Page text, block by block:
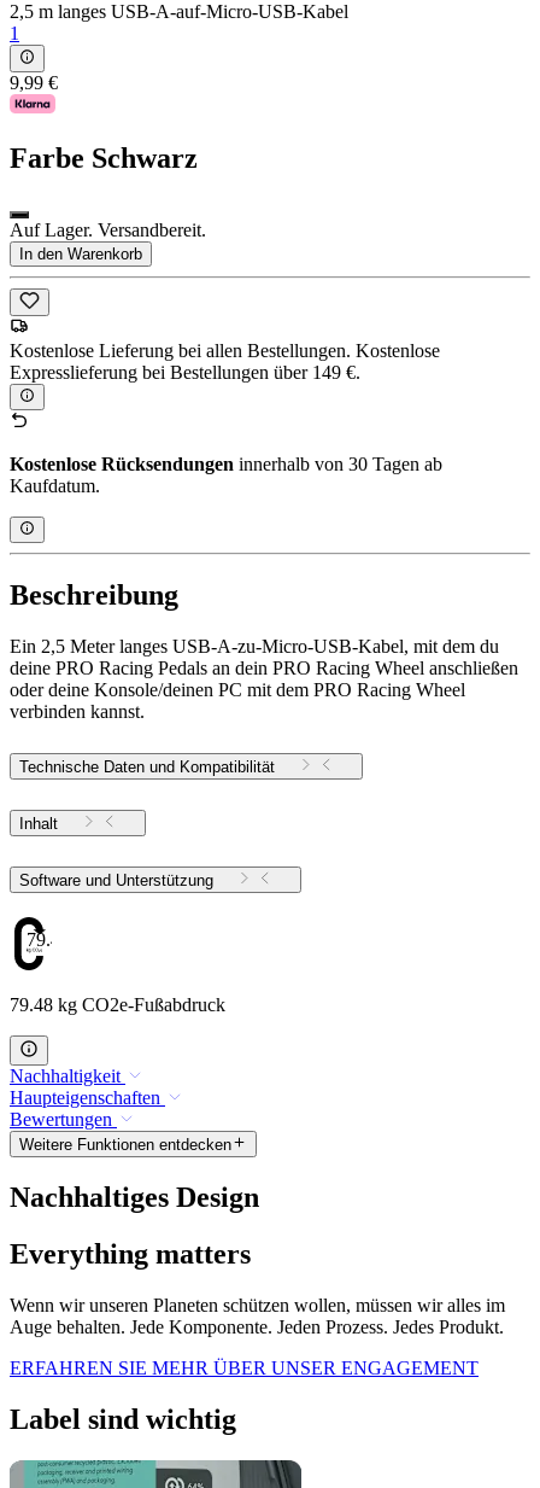
2,5 m langes USB-A-auf-Micro-USB-Kabel
1
9,99 €
Farbe Schwarz
Auf Lager. Versandbereit.
In den Warenkorb
Kostenlose Lieferung bei allen Bestellungen. Kostenlose
Expresslieferung bei Bestellungen über 149 €.
Kostenlose Rücksendungen innerhalb von 30 Tagen ab
Kaufdatum.
Beschreibung
Ein 2,5 Meter langes USB-A-zu-Micro-USB-Kabel, mit dem du
deine PRO Racing Pedals an dein PRO Racing Wheel anschließen
oder deine Konsole/deinen PC mit dem PRO Racing Wheel
verbinden kannst.
Technische Daten und Kompatibilität
Inhalt
Software und Unterstützung
79.48
79.48 kg CO2e-Fußabdruck
Nachhaltigkeit
Haupteigenschaften
Bewertungen
Weitere Funktionen entdecken
Nachhaltiges Design
Everything matters
Wenn wir unseren Planeten schützen wollen, müssen wir alles im
Auge behalten. Jede Komponente. Jeden Prozess. Jedes Produkt.
ERFAHREN SIE MEHR ÜBER UNSER ENGAGEMENT
Label sind wichtig